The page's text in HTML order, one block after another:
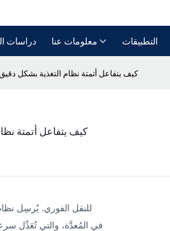
دراسات معلومات عنا التطبيقات
كيف يتفاعل أتمتة نظام التغذية بشكل
كيف يتفاعل أتمتة